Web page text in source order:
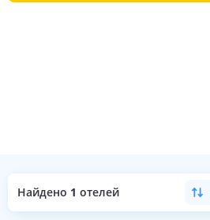
Найдено 1 отелей